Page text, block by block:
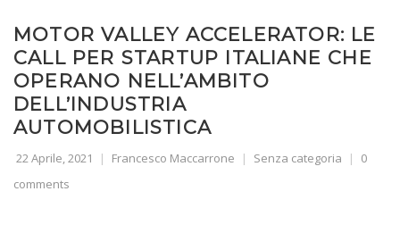
MOTOR VALLEY ACCELERATOR: LE
CALL PER STARTUP ITALIANE CHE
OPERANO NELL’AMBITO
DELL’INDUSTRIA
AUTOMOBILISTICA
22 Aprile, 2021 Francesco Maccarrone Senza categoria
0
comments